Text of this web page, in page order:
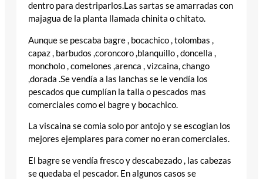
dentro para destriparlos.Las sartas se amarradas con
majagua de la planta llamada chinita o chitato.
Aunque se pescaba bagre , bocachico , tolombas ,
capaz , barbudos ,coroncoro ,blanquillo , doncella ,
moncholo , comelones ,arenca , vizcaina, chango
,dorada .Se vendía a las lanchas se le vendía los
pescados que cumplían la talla o pescados mas
comerciales como el bagre y bocachico.
La viscaina se comia solo por antojo y se escogian los
mejores ejemplares para comer no eran comerciales.
El bagre se vendía fresco y descabezado , las cabezas
se quedaba el pescador. En algunos casos se